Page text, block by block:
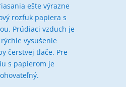
ešte výrazne
rozfuk papiera s
Prúdiaci vzduch je
vysušenie
čerstvej tlače. Pre
s papierom je